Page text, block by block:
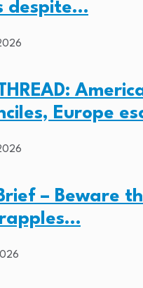
despite…
Europe
– Beware